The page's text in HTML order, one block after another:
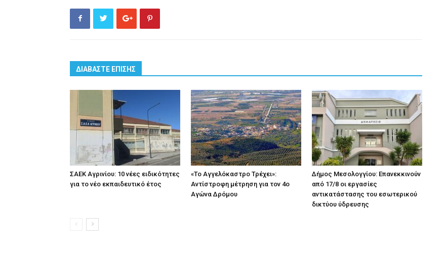
ΔΙΑΒΑΣΤΕ ΕΠΙΣΗΣ
ΣΑΕΚ Αγρινίου: 10 νέες ειδικότητες
για το νέο εκπαιδευτικό έτος
«Το Αγγελόκαστρο Τρέχει»:
Αντίστροφη μέτρηση για τον 4ο
Αγώνα Δρόμου
Δήμος Μεσολογγίου: Επανεκκινούν
από 17/8 οι εργασίες
αντικατάστασης του εσωτερικού
δικτύου ύδρευσης